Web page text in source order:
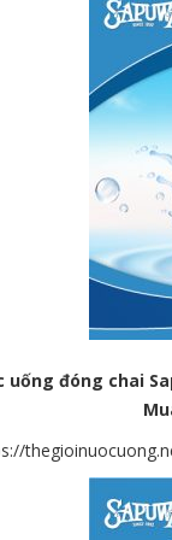
uống đóng chai